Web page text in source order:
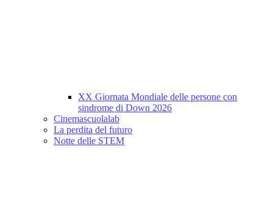
XX Giornata Mondiale delle persone con
sindrome di Down 2026
Cinemascuolalab
La perdita del futuro
Notte delle STEM